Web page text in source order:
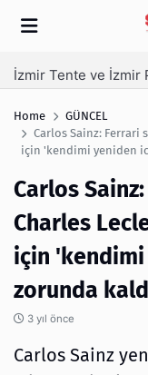
Home
GÜNCEL
Carlos Sainz: Ferrari
için 'kendimi yeniden
Carlos
Charles
için
zorunda
3 yıl önce
Carlos Sainz